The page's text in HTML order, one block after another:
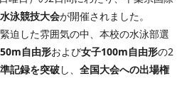
泳競技大会が開催されました。
迫した雰囲気の中、本校の水泳部選
自由形および女子100m自由形の2
記録を突破し、 全国大会への出場権